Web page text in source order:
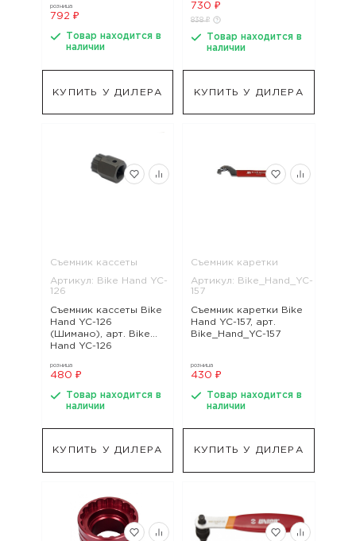
розница
792 ₽
Товар находится в
наличии
КУПИТЬ У ДИЛЕРА
730 ₽
838 ₽
Товар находится в
наличии
КУПИТЬ У ДИЛЕРА
Съемник кассеты
Артикул: Bike Hand YC-
126
Съемник кассеты Bike
Hand YC-126
(Шимано), арт. Bike
Hand YC-126
розница
480 ₽
Товар находится в
наличии
КУПИТЬ У ДИЛЕРА
Съемник каретки
Артикул: Bike_Hand_YC-
157
Съемник каретки Bike
Hand YC-157, арт.
Bike_Hand_YC-157
розница
430 ₽
Товар находится в
наличии
КУПИТЬ У ДИЛЕРА